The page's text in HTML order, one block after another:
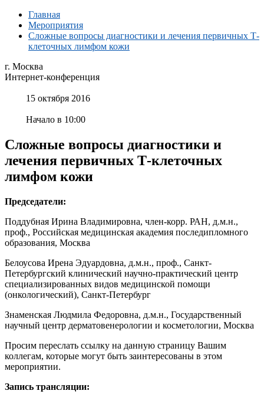
Главная
Мероприятия
Сложные вопросы диагностики и лечения первичных Т-
клеточных лимфом кожи
г. Москва
Интернет-конференция
15 октября 2016
Начало в 10:00
Сложные вопросы диагностики и
лечения первичных Т-клеточных
лимфом кожи
Председатели:
Поддубная Ирина Владимировна, член-корр. РАН, д.м.н.,
проф., Российская медицинская академия последипломного
образования, Москва
Белоусова Ирена Эдуардовна, д.м.н., проф., Санкт-
Петербургский клинический научно-практический центр
специализированных видов медицинской помощи
(онкологический), Санкт-Петербург
Знаменская Людмила Федоровна, д.м.н., Государственный
научный центр дерматовенерологии и косметологии, Москва
Просим переслать ссылку на данную страницу Вашим
коллегам, которые могут быть заинтересованы в этом
мероприятии.
Запись трансляции: